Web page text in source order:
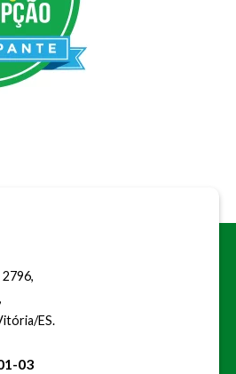
2796,
ES.
03